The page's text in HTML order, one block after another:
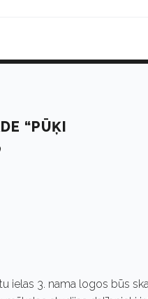
“PŪĶI
ielas 3. nama logos būs